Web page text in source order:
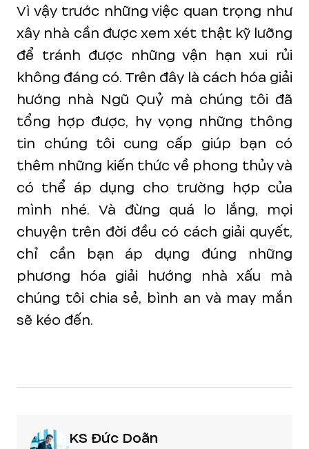
Vì vậy trước những việc quan trọng như
xây nhà cần được xem xét thật kỹ lưỡng
để tránh được những vận hạn xui rủi
không đáng có. Trên đây là cách hóa giải
hướng nhà Ngũ Quỷ mà chúng tôi đã
tổng hợp được, hy vọng những thông
tin chúng tôi cung cấp giúp bạn có
thêm những kiến thức về phong thủy và
có thể áp dụng cho trường hợp của
mình nhé. Và đừng quá lo lắng, mọi
chuyện trên đời đều có cách giải quyết,
chỉ cần bạn áp dụng đúng những
phương hóa giải hướng nhà xấu mà
chúng tôi chia sẻ, bình an và may mắn
sẽ kéo đến.
KS Đức Doãn